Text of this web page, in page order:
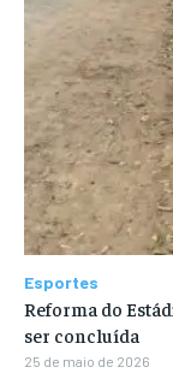
Esportes
Reforma do
ser concluída
25 de maio de 2026